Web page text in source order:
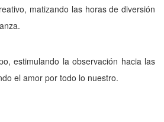
matizando las horas de diversión
la observación hacia las
el amor por todo lo nuestro.